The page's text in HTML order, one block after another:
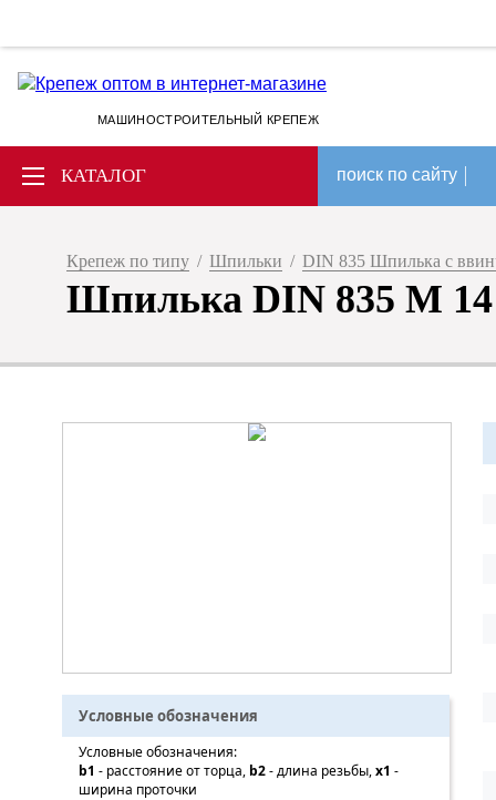
МАШИНОСТРОИТЕЛЬНЫЙ КРЕПЕЖ
КАТАЛОГ поиск по сайту
Крепеж по типу / Шпильки / DIN 835 Шпилька с
Шпилька DIN 835 M
Условные обозначения
Условные обозначения:
b1 - расстояние от торца, b2- длина резьбы,x1 -
ширина проточки